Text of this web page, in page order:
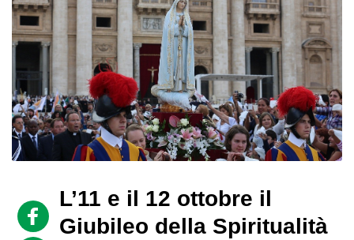
L’11 e il 12 ottobre il
Giubileo della Spiritualità